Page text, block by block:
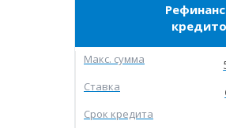
Макc. сумма
Ставка
Срок кредита